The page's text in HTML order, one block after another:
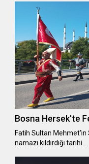
Bosna Hersek'te
Fatih Sultan
namazı kıldırdığı tarihi …